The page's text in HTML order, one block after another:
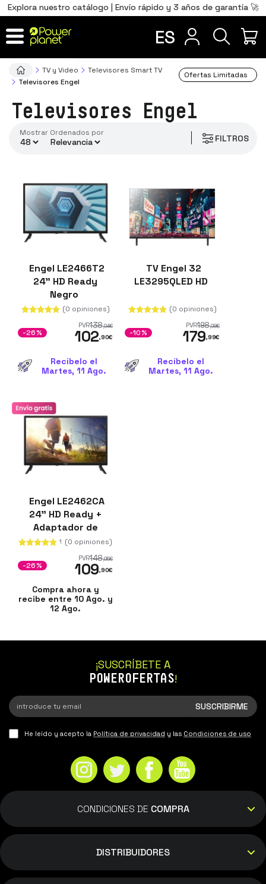
Explora nuestro catálogo | Envío rápido y 3 años de garantía 🚀
ES
TV y Video
Televisores Smart TV
Televisores Engel
Ofertas Limitadas
Televisores Engel
FILTROS
Mostrar ordenados por
tamaño vesa
Engel LE2466T2
24" HD Ready
Negro
(0 opiniones)
PVR138,94€
102,90€
-26%
Recíbelo el
Martes, 11 Ago.
TV Engel 32
LE3295QLED HD
(0 opiniones)
PVR198,98€
179,99€
-10%
Recíbelo el
Martes, 11 Ago.
Engel LE2462CA
24" HD Ready +
Adaptador de
coche 12V/24V DC
Negro
1 (0 opiniones)
PVR148,95€
109,90€
-26%
Compra ahora y
recibe entre 10 Ago. y
12 Ago.
¡SUSCRÍBETE A
POWEROFERTAS!
He leído y acepto la Política de privacidad y las Condiciones de uso
CONDICIONES DE COMPRA
DISTRIBUIDORES
Total 0,00€
IR AL CARRITO
Português
PT
FR